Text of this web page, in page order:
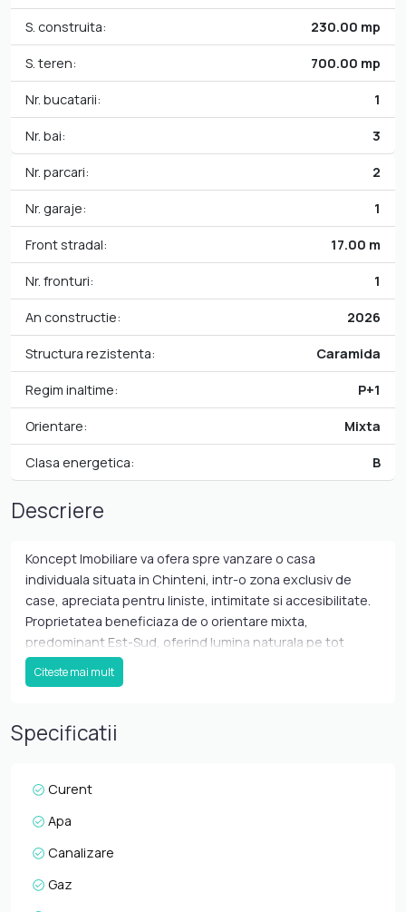
S. construita: 230.00 mp
S. teren: 700.00 mp
Nr. bucatarii: 1
Nr. bai: 3
Nr. parcari: 2
Nr. garaje: 1
Front stradal: 17.00 m
Nr. fronturi: 1
An constructie: 2026
Structura rezistenta: Caramida
Regim inaltime: P+1
Orientare: Mixta
Clasa energetica: B
Descriere
Koncept Imobiliare va ofera spre vanzare o casa
individuala situata in Chinteni, intr-o zona exclusiv de
case, apreciata pentru liniste, intimitate si accesibilitate.
Proprietatea beneficiaza de o orientare mixta,
predominant Est-Sud, oferind lumina naturala pe tot
parcursul zilei si un ambient placut pentru locuire. Casa
este amplasata pe un teren generos de 700 mp, cu acces
are o suprafata utila de 150 mp, la care se adauga
aproximativ 50 mp de terase, fiind dispus pe regim de
gandita pentru confortul unei familii. La parter regasim un
scarii, garaj de aproximativ 28 mp si o terasa generoasa,
ideala pentru amenajarea unei zone de relaxare. Etajul
dressing si terasa, doua dormitoare suplimentare, o baie
Citeste mai mult
Specificatii
Curent
Apa
Canalizare
Gaz